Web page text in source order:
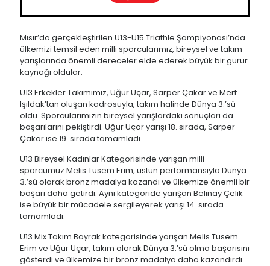
Mısır’da gerçekleştirilen U13-U15 Triathle Şampiyonası’nda
ülkemizi temsil eden milli sporcularımız, bireysel ve takım
yarışlarında önemli dereceler elde ederek büyük bir gurur
kaynağı oldular.
U13 Erkekler Takımımız, Uğur Uçar, Sarper Çakar ve Mert
Işıldak’tan oluşan kadrosuyla, takım halinde Dünya 3.’sü
oldu. Sporcularımızın bireysel yarışlardaki sonuçları da
başarılarını pekiştirdi. Uğur Uçar yarışı 18. sırada, Sarper
Çakar ise 19. sırada tamamladı.
U13 Bireysel Kadınlar Kategorisinde yarışan milli
sporcumuz Melis Tusem Erim, üstün performansıyla Dünya
3.’sü olarak bronz madalya kazandı ve ülkemize önemli bir
başarı daha getirdi. Aynı kategoride yarışan Belinay Çelik
ise büyük bir mücadele sergileyerek yarışı 14. sırada
tamamladı.
U13 Mix Takım Bayrak kategorisinde yarışan Melis Tusem
Erim ve Uğur Uçar, takım olarak Dünya 3.’sü olma başarısını
gösterdi ve ülkemize bir bronz madalya daha kazandırdı.